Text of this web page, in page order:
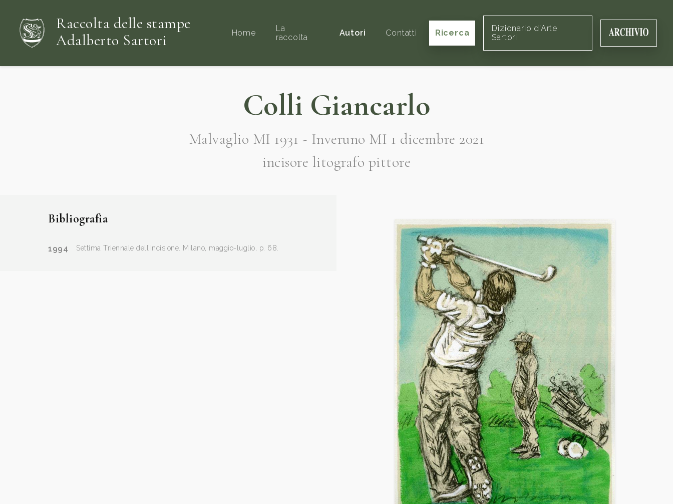
Raccolta delle stampe
Adalberto Sartori
Home
La
raccolta
Autori Contatti Ricerca
Dizionario d'Arte
Sartori
Colli Giancarlo
Malvaglio MI 1931 - Inveruno MI 1 dicembre 2021
incisore litografo pittore
Bibliografia
1994 Settima Triennale dell’Incisione. Milano, maggio-luglio, p. 68.